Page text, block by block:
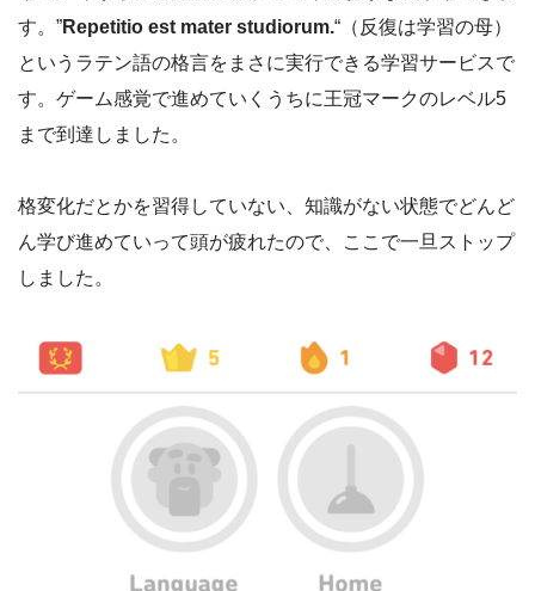
す。”Repetitio est mater studiorum.“（反復は学習の母）
というラテン語の格言をまさに実行できる学習サービスで
す。ゲーム感覚で進めていくうちに王冠マークのレベル5
まで到達しました。
格変化だとかを習得していない、知識がない状態でどんど
ん学び進めていって頭が疲れたので、ここで一旦ストップ
しました。